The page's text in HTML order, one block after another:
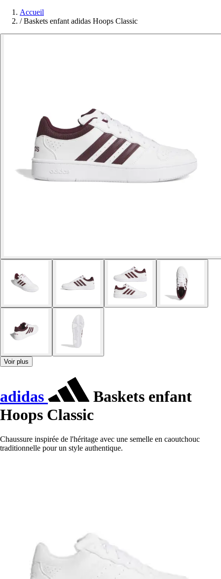
Accueil
/ Baskets enfant adidas Hoops Classic
Voir plus
adidas
Baskets enfant
Hoops Classic
Chaussure inspirée de l'héritage avec une semelle en caoutchouc
traditionnelle pour un style authentique.